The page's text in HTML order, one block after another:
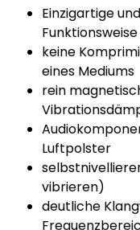
Einzigartige
Funktionsweise
keine
eines Mediums
rein
Luftpolster
vibrieren)
deutliche